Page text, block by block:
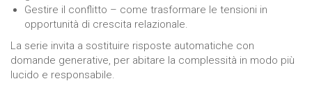
Gestire il conflitto – come trasformare le tensioni in
opportunità di crescita relazionale.
La serie invita a sostituire risposte automatiche con
domande generative, per abitare la complessità in modo più
lucido e responsabile.
miglior modo
possibile
durante la tua
visita. Se rifiuti
questi cookie,